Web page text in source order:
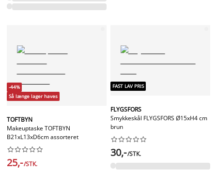
-44%
Så længe lager haves
TOFTBYN
Makeuptaske TOFTBYN
B21xL13xD6cm assorteret






25,-/STK.
FAST LAV PRIS
FLYGSFORS
Smykkeskål FLYGSFORS Ø15xH4 cm
brun






30,-/STK.